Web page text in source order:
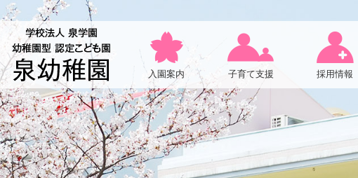
稚
園
型
認
定
入園案内 子育て支援 採用情報